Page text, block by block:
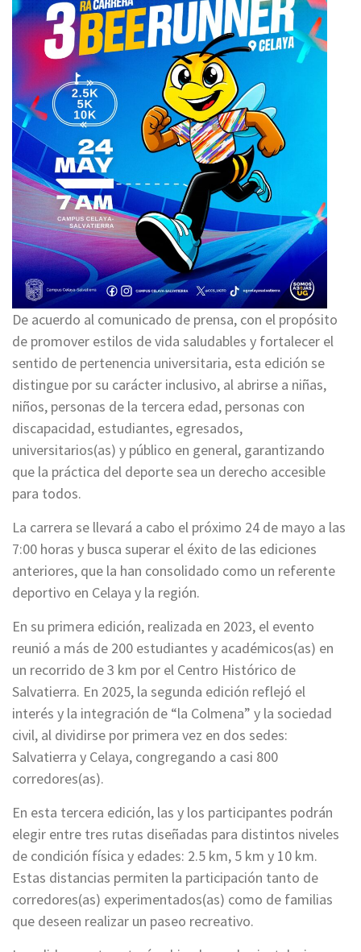
De acuerdo al comunicado de prensa, con el propósito
de promover estilos de vida saludables y fortalecer el
sentido de pertenencia universitaria, esta edición se
distingue por su carácter inclusivo, al abrirse a niñas,
niños, personas de la tercera edad, personas con
discapacidad, estudiantes, egresados,
universitarios(as) y público en general, garantizando
que la práctica del deporte sea un derecho accesible
para todos.
La carrera se llevará a cabo el próximo 24 de mayo a las
7:00 horas y busca superar el éxito de las ediciones
anteriores, que la han consolidado como un referente
deportivo en Celaya y la región.
En su primera edición, realizada en 2023, el evento
reunió a más de 200 estudiantes y académicos(as) en
un recorrido de 3 km por el Centro Histórico de
Salvatierra. En 2025, la segunda edición reflejó el
interés y la integración de “la Colmena” y la sociedad
civil, al dividirse por primera vez en dos sedes:
Salvatierra y Celaya, congregando a casi 800
corredores(as).
En esta tercera edición, las y los participantes podrán
elegir entre tres rutas diseñadas para distintos niveles
de condición física y edades: 2.5 km, 5 km y 10 km.
Estas distancias permiten la participación tanto de
corredores(as) experimentados(as) como de familias
que deseen realizar un paseo recreativo.